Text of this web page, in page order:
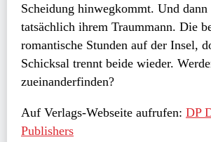
Scheidung hinwegkommt. Und
tatsächlich ihrem Traummann. Die
romantische Stunden auf der Insel,
Schicksal trennt beide wieder.
zueinanderfinden?
Auf Verlags-Webseite aufrufen: DP
Publishers